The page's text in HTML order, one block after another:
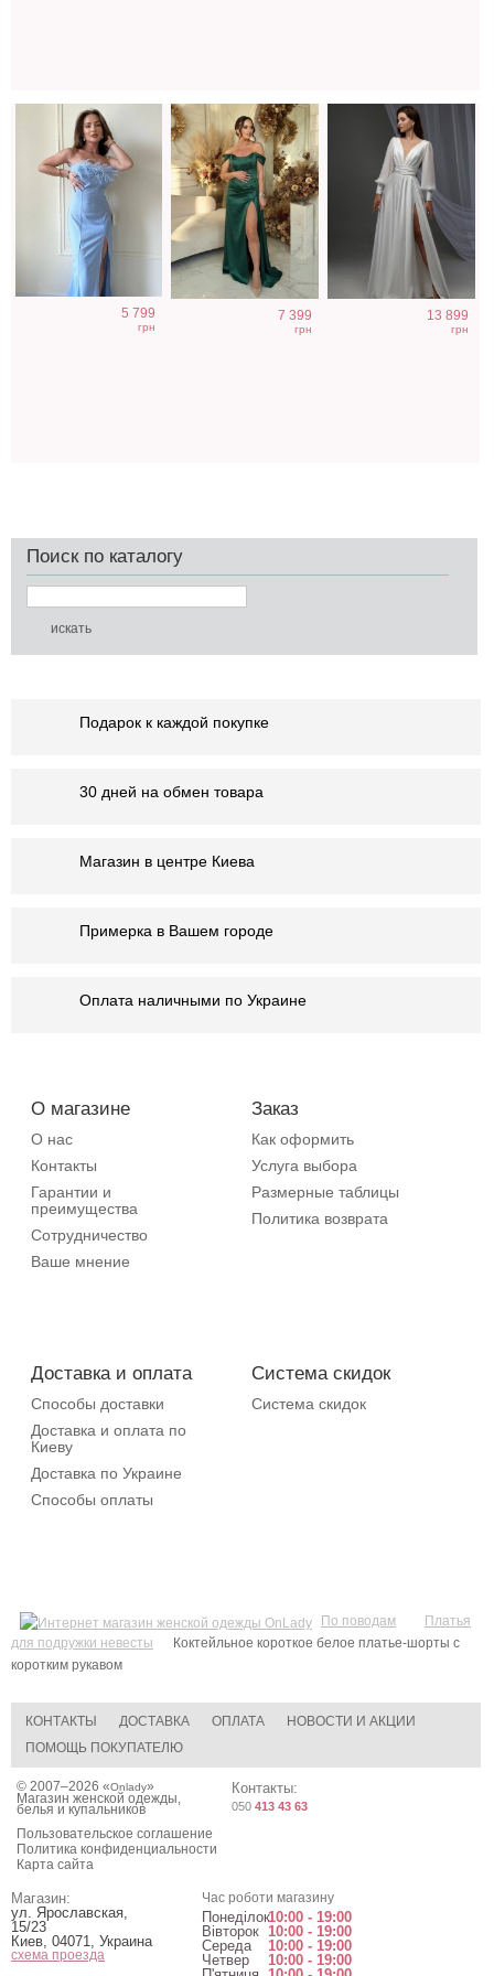
5 799
грн
7 399
грн
13 899
грн
Поиск по каталогу
Подарок к каждой покупке
30 дней на обмен товара
Магазин в центре Киева
Примерка в Вашем городе
Оплата наличными по Украине
О магазине
О нас
Контакты
Гарантии и
преимущества
Сотрудничество
Ваше мнение
Заказ
Как оформить
Услуга выбора
Размерные таблицы
Политика возврата
Доставка и оплата
Способы доставки
Доставка и оплата по
Киеву
Доставка по Украине
Способы оплаты
Система скидок
Система скидок
По поводам
Платья
для подружки невесты
Коктейльное короткое белое платье-шорты с
коротким рукавом
КОНТАКТЫ ДОСТАВКА ОПЛАТА
НОВОСТИ И АКЦИИ
ПОМОЩЬ ПОКУПАТЕЛЮ
© 2007–2026 «Onlady»
Магазин женской одежды,
белья и купальников
Пользовательское соглашение
Политика конфиденциальности
Карта сайта
Контакты:
050 413 43 63
Магазин:
ул. Ярославская,
15/23
Киев 04071 Украина
схема проезда
Час роботи магазину
Понеділок10:00 - 19:00
Вівторок 10:00 - 19:00
Середа
10:00 - 19:00
Четвер
10:00 - 19:00